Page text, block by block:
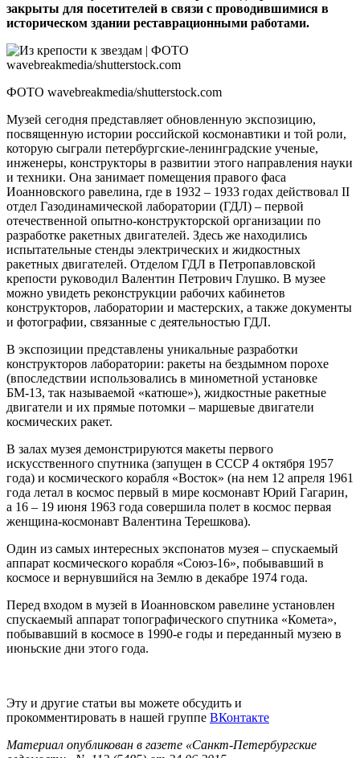
закрыты для посетителей в связи с проводившимися в
историческом здании реставрационными работами.
ФОТО wavebreakmedia/shutterstock.com
Музей сегодня представляет обновленную экспозицию,
посвященную истории российской космонавтики и той роли,
которую сыграли петербургские-ленинградские ученые,
инженеры, конструкторы в развитии этого направления науки
и техники. Она занимает помещения правого фаса
Иоанновского равелина, где в 1932 – 1933 годах действовал II
отдел Газодинамической лаборатории (ГДЛ) – первой
отечественной опытно-конструкторской организации по
разработке ракетных двигателей. Здесь же находились
испытательные стенды электрических и жидкостных
ракетных двигателей. Отделом ГДЛ в Петропавловской
крепости руководил Валентин Петрович Глушко. В музее
можно увидеть реконструкции рабочих кабинетов
конструкторов, лаборатории и мастерских, а также документы
и фотографии, связанные с деятельностью ГДЛ.
В экспозиции представлены уникальные разработки
конструкторов лаборатории: ракеты на бездымном порохе
(впоследствии использовались в минометной установке
БМ-13, так называемой «катюше»), жидкостные ракетные
двигатели и их прямые потомки – маршевые двигатели
космических ракет.
В залах музея демонстрируются макеты первого
искусственного спутника (запущен в СССР 4 октября 1957
года) и космического корабля «Восток» (на нем 12 апреля 1961
года летал в космос первый в мире космонавт Юрий Гагарин,
а 16 – 19 июня 1963 года совершила полет в космос первая
женщина-космонавт Валентина Терешкова).
Один из самых интересных экспонатов музея – спускаемый
аппарат космического корабля «Союз-16», побывавший в
космосе и вернувшийся на Землю в декабре 1974 года.
Перед входом в музей в Иоанновском равелине установлен
спускаемый аппарат топографического спутника «Комета»,
побывавший в космосе в 1990-е годы и переданный музею в
июньские дни этого года.
Эту и другие статьи вы можете обсудить и
прокомментировать в нашей группе ВКонтакте
Материал опубликован в газете «Санкт-Петербургские